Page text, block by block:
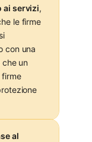
ai servizi,
le firme
con una
un
al